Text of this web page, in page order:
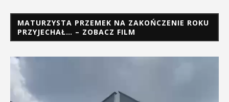
MATURZYSTA PRZEMEK NA ZAKOŃCZENIE ROKU
PRZYJECHAŁ… – ZOBACZ FILM
Odtwarzacz